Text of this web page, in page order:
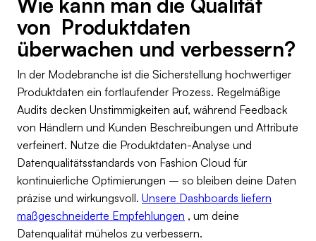
von Produktdaten
überwachen und verbessern?
In der Modebranche ist die Sicherstellung hochwertiger
Produktdaten ein fortlaufender Prozess. Regelmäßige
Audits decken Unstimmigkeiten auf, während Feedback
von Händlern und Kunden Beschreibungen und Attribute
verfeinert. Nutze die Produktdaten-Analyse und
Datenqualitätsstandards von Fashion Cloud für
kontinuierliche Optimierungen – so bleiben deine Daten
präzise und wirkungsvoll. Unsere Dashboards liefern
maßgeschneiderte Empfehlungen , um deine
Datenqualität mühelos zu verbessern.